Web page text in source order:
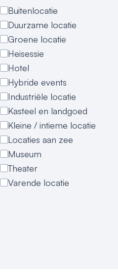
Buitenlocatie
Duurzame locatie
Groene locatie
Heisessie
Hotel
Hybride events
Industriële locatie
Kasteel en landgoed
Kleine / intieme locatie
Locaties aan zee
Museum
Theater
Varende locatie